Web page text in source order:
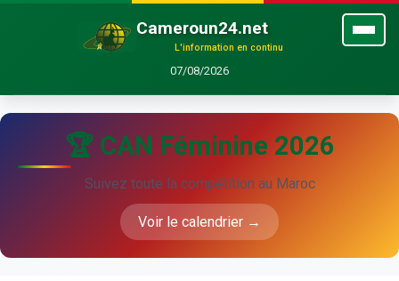
Cameroun24.net
L'information en continu
07/08/2026
🏆 CAN Féminine 2026
Suivez toute la compétition au Maroc
Voir le calendrier →